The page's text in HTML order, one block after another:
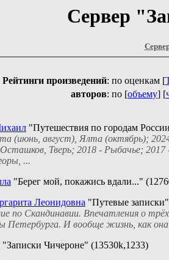
Сервер
Рейтинги произведений: по оценкам [
авторов: по [объему] [
"Путешествия по городам
(июнь, август), Ялта (октябрь);
Тверь; 2018 - Рыбачье;
...
"Берег мой, покажись вдали..."
Леонидовна "Путевые
по Скандинавии. Впечатления о
Петербурга. И вообще жизнь, как
"Записки Чичероне" (13530k,1233)